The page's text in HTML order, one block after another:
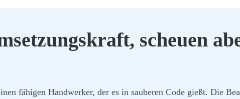
scheu­en
fähi­gen Hand­wer­ker, der es in sau­be­ren Code gießt. Die